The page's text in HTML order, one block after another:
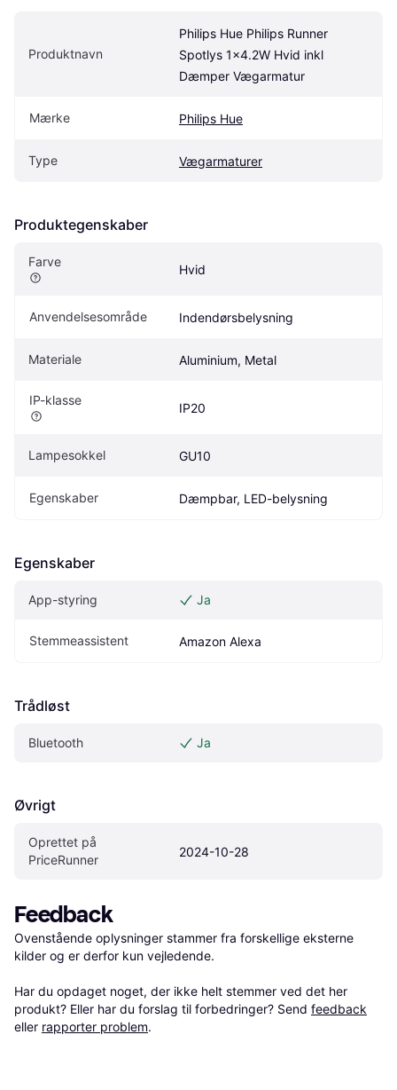
Produktnavn
Philips Hue Philips Runner
Spotlys 1x4.2W Hvid inkl
Dæmper Vægarmatur
Mærke Philips Hue
Type Vægarmaturer
Produktegenskaber
Farve
Hvid
Anvendelsesområde Indendørsbelysning
Materiale Aluminium, Metal
IP-klasse
IP20
Lampesokkel GU10
Egenskaber Dæmpbar, LED-belysning
Egenskaber
App-styring Ja
Stemmeassistent Amazon Alexa
Trådløst
Bluetooth Ja
Øvrigt
Oprettet på
PriceRunner
2024-10-28
Feedback
Ovenstående oplysninger stammer fra forskellige eksterne
kilder og er derfor kun vejledende.
Har du opdaget noget, der ikke helt stemmer ved det her
produkt? Eller har du forslag til forbedringer? Send feedback
eller rapporter problem.